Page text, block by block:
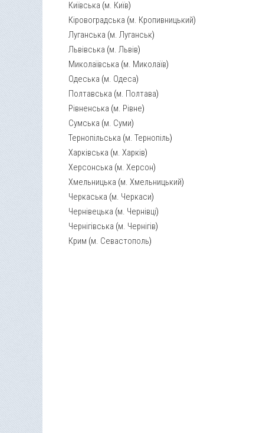
Київська (м. Київ)
Кіровоградська (м. Кропивницький)
Луганська (м. Луганськ)
Львівська (м. Львів)
Миколаївська (м. Миколаїв)
Одеська (м. Одеса)
Полтавська (м. Полтава)
Рівненська (м. Рівне)
Сумська (м. Суми)
Тернопільська (м. Тернопіль)
Харківська (м. Харків)
Херсонська (м. Херсон)
Хмельницька (м. Хмельницький)
Черкаська (м. Черкаси)
Чернівецька (м. Чернівці)
Чернігівська (м. Чернігів)
Крим (м. Севастополь)